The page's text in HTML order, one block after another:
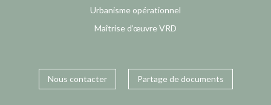
Urbanisme opérationnel
Maîtrise d’œuvre VRD
Nous contacter Partage de documents